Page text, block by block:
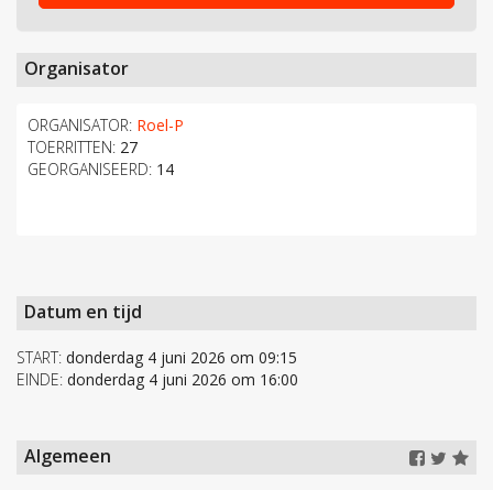
Organisator
ORGANISATOR: Roel-P
TOERRITTEN: 27
GEORGANISEERD: 14
Datum en tijd
START: donderdag 4 juni 2026 om 09:15
EINDE: donderdag 4 juni 2026 om 16:00
Algemeen